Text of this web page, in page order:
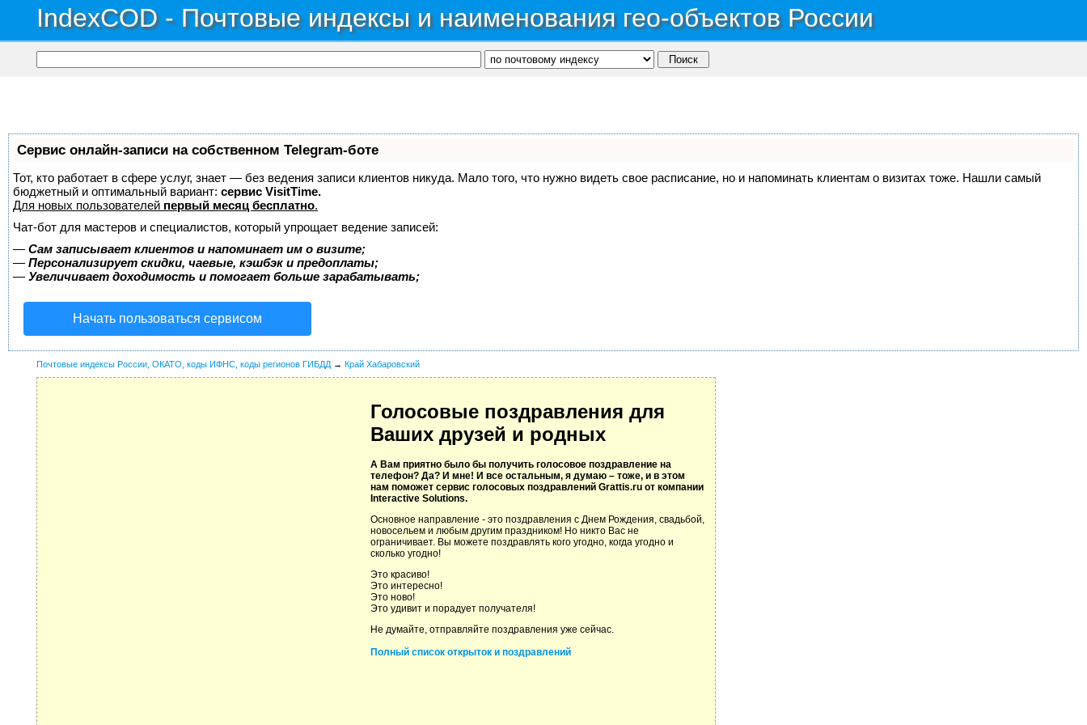
IndexCOD - Почтовые индексы и наименования гео-объектов России
Сервис онлайн-записи на собственном Telegram-боте
Тот, кто работает в сфере услуг, знает — без ведения записи клиентов никуда. Мало того, что нужно видеть свое расписание, но и напоминать клиентам о визитах тоже. Нашли самый
бюджетный и оптимальный вариант: сервис VisitTime.
Для новых пользователей первый месяц бесплатно.
Чат-бот для мастеров и специалистов, который упрощает ведение записей:
— Сам записывает клиентов и напоминает им о визите;
— Персонализирует скидки, чаевые, кэшбэк и предоплаты;
— Увеличивает доходимость и помогает больше зарабатывать;
Начать пользоваться сервисом
Почтовые индексы России, ОКАТО, коды ИФНС, коды регионов ГИБДД → Край Хабаровский
Голосовые поздравления для
Ваших друзей и родных
А Вам приятно было бы получить голосовое поздравление на
телефон? Да? И мне! И все остальным, я думаю – тоже, и в этом
нам поможет сервис голосовых поздравлений Grattis.ru от компании
Interactive Solutions.
Основное направление - это поздравления с Днем Рождения, свадьбой,
новосельем и любым другим праздником! Но никто Вас не
ограничивает. Вы можете поздравлять кого угодно, когда угодно и
сколько угодно!
Это красиво!
Это интересно!
Это ново!
Это удивит и порадует получателя!
Не думайте, отправляйте поздравления уже сейчас.
Полный список открыток и поздравлений